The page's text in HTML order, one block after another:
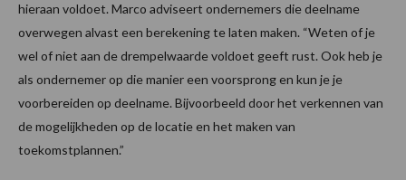
hieraan voldoet. Marco adviseert ondernemers die deelname
overwegen alvast een berekening te laten maken. “Weten of je
wel of niet aan de drempelwaarde voldoet geeft rust. Ook heb je
als ondernemer op die manier een voorsprong en kun je je
voorbereiden op deelname. Bijvoorbeeld door het verkennen van
de mogelijkheden op de locatie en het maken van
toekomstplannen.”